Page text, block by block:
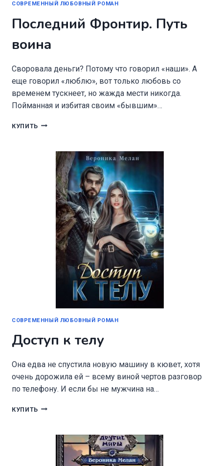
СОВРЕМЕННЫЙ ЛЮБОВНЫЙ РОМАН
Последний Фронтир. Путь
воина
Своровала деньги? Потому что говорил «наши». А
еще говорил «люблю», вот только любовь со
временем тускнеет, но жажда мести никогда.
Пойманная и избитая своим «бывшим»…
КУПИТЬ ПОСЛЕДНИЙ
ВОИНА
СОВРЕМЕННЫЙ ЛЮБОВНЫЙ РОМАН
Доступ к телу
Она едва не спустила новую машину в кювет, хотя
очень дорожила ей – всему виной чертов разговор
по телефону. И если бы не мужчина на…
КУПИТЬ ДОСТУП